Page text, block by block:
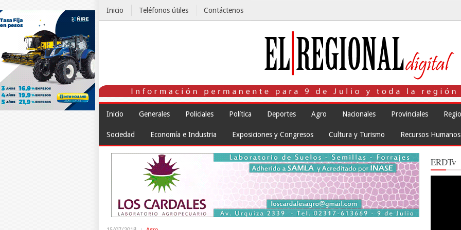
Inicio Teléfonos útiles Contáctenos
Inicio Generales Policiales Política Deportes Agro Nacionales Provinciales
Sociedad Economía e Industria Exposiciones y Congresos Cultura y Turismo Recursos Humanos
ERDTv